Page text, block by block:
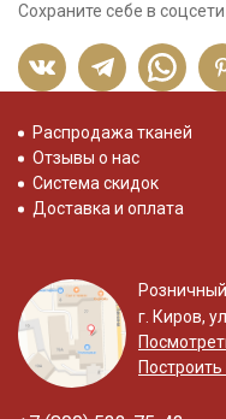
Сохраните себе в соцсети
Распродажа тканей
Отзывы о нас
Система скидок
Доставка и оплата
г. Киров,